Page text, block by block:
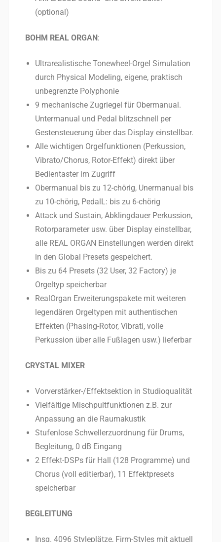
(optional)
BOHM REAL ORGAN:
Ultrarealistische Tonewheel-Orgel Simulation
durch Physical Modeling, eigene, praktisch
unbegrenzte Polyphonie
9 mechanische Zugriegel für Obermanual.
Untermanual und Pedal blitzschnell per
Gestensteuerung über das Display einstellbar.
Alle wichtigen Orgelfunktionen (Perkussion,
Vibrato/Chorus, Rotor-Effekt) direkt über
Bedientaster im Zugriff
Obermanual bis zu 12-chörig, Unermanual bis
zu 10-chörig, PedalL: bis zu 6-chörig
Attack und Sustain, Abklingdauer Perkussion,
Rotorparameter usw. über Display einstellbar,
alle REAL ORGAN Einstellungen werden direkt
in den Global Presets gespeichert.
Bis zu 64 Presets (32 User, 32 Factory) je
Orgeltyp speicherbar
RealOrgan Erweiterungspakete mit weiteren
legendären Orgeltypen mit authentischen
Effekten (Phasing-Rotor, Vibrati, volle
Perkussion über alle Fußlagen usw.) lieferbar
CRYSTAL MIXER
Vorverstärker-/Effektsektion in Studioqualität
Vielfältige Mischpultfunktionen z.B. zur
Anpassung an die Raumakustik
Stufenlose Schwellerzuordnung für Drums,
Begleitung, 0 dB Eingang
2 Effekt-DSPs für Hall (128 Programme) und
Chorus (voll editierbar), 11 Effektpresets
speicherbar
BEGLEITUNG
Insg. 4096 Styleplätze, Firm-Styles mit aktuell